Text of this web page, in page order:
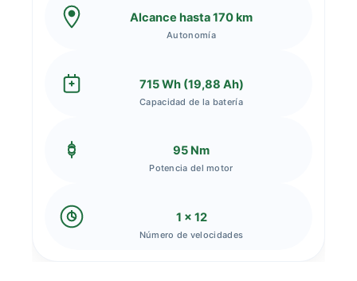
Alcance hasta 170 km
Autonomía
715 Wh (19,88 Ah)
Capacidad de la batería
95 Nm
Potencia del motor
1 x 12
Número de velocidades